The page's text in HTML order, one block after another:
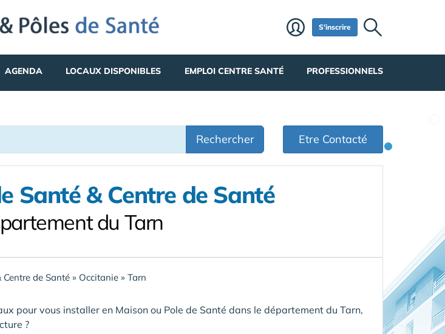
S'inscrire
AGENDA LOCAUX DISPONIBLES EMPLOI CENTRE SANTÉ PROFESSIONNELS
Rechercher Etre Contacté
Santé & Centre de Santé
du Tarn
de Santé » Occitanie » Tarn
pour vous installer en Maison ou Pole de Santé dans le département du Tarn,
?